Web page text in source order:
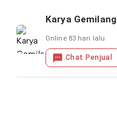
Karya Gemilang
Online 83 hari lalu
Chat Penjual